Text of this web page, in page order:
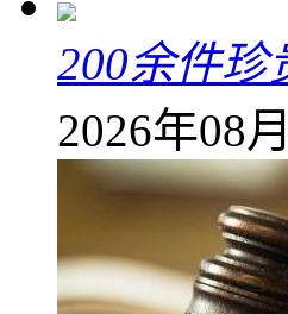
200余件珍
2026年08